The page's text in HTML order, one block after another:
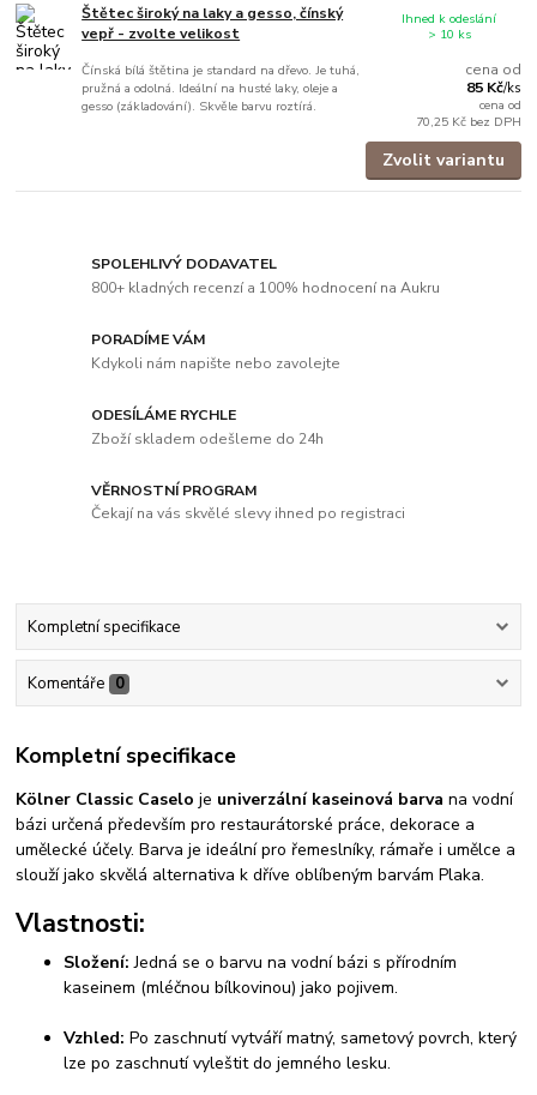
Štětec široký na laky a gesso, čínský
vepř - zvolte velikost
Čínská bílá štětina je standard na dřevo. Je tuhá,
pružná a odolná. Ideální na husté laky, oleje a
gesso (základování). Skvěle barvu roztírá.
cena od
85 Kč/ks
cena od
70,25 Kč bez DPH
Ihned k odeslání
> 10 ks
Zvolit variantu
SPOLEHLIVÝ DODAVATEL
800+ kladných recenzí a 100% hodnocení na Aukru
PORADÍME VÁM
Kdykoli nám napište nebo zavolejte
ODESÍLÁME RYCHLE
Zboží skladem odešleme do 24h
VĚRNOSTNÍ PROGRAM
Čekají na vás skvělé slevy ihned po registraci
Kompletní specifikace
Komentáře 0
Kompletní specifikace
Kölner Classic Caselo je univerzální kaseinová barva na vodní
bázi určená především pro restaurátorské práce, dekorace a
umělecké účely. Barva je ideální pro řemeslníky, rámaře i umělce a
slouží jako skvělá alternativa k dříve oblíbeným barvám Plaka.
Vlastnosti:
Složení: Jedná se o barvu na vodní bázi s přírodním
kaseinem (mléčnou bílkovinou) jako pojivem.
Vzhled: Po zaschnutí vytváří matný, sametový povrch, který
lze po zaschnutí vyleštit do jemného lesku.